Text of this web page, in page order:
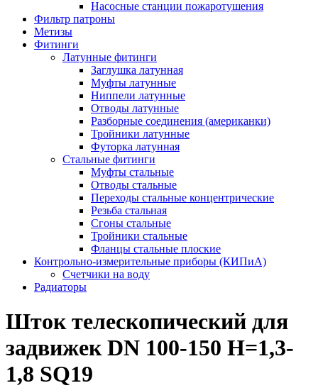
Насосные станции пожаротушения
Фильтр патроны
Метизы
Фитинги
Латунные фитинги
Заглушка латунная
Муфты латунные
Ниппели латунные
Отводы латунные
Разборные соединения (американки)
Тройники латунные
Футорка латунная
Стальные фитинги
Муфты стальные
Отводы стальные
Переходы стальные концентрические
Резьба стальная
Сгоны стальные
Тройники стальные
Фланцы стальные плоские
Контрольно-измерительные приборы (КИПиА)
Счетчики на воду
Радиаторы
Шток телескопический для
задвижек DN 100-150 H=1,3-
1,8 SQ19